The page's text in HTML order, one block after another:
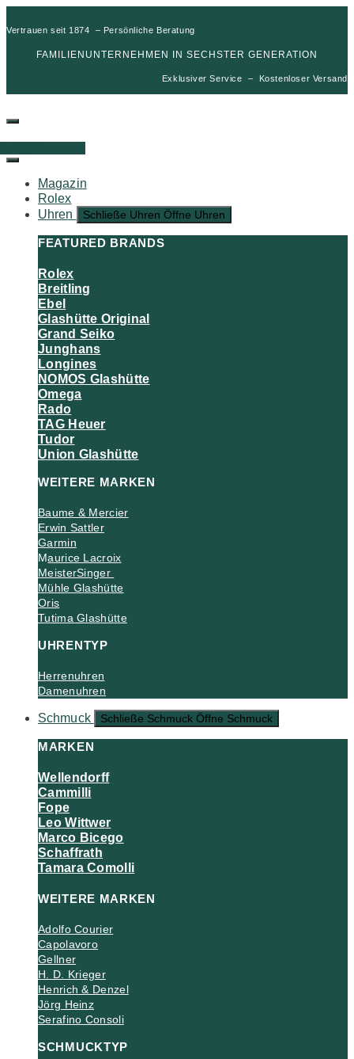
Vertrauen seit 1874 – Persönliche Beratung
FAMILIENUNTERNEHMEN IN SECHSTER GENERATION
Exklusiver Service – Kostenloser Versand
Magazin
Rolex
Uhren
Schließe Uhren Öffne Uhren
FEATURED BRANDS
Rolex
Breitling
Ebel
Glashütte Original
Grand Seiko
Junghans
Longines
NOMOS Glashütte
Omega
Rado
TAG Heuer
Tudor
Union Glashütte
WEITERE MARKEN
Baume & Mercier
Erwin Sattler
Garmin
Maurice Lacroix
MeisterSinger
Mühle Glashütte
Oris
Tutima Glashütte
UHRENTYP
Herrenuhren
Damenuhren
Schmuck Schließe Schmuck Öffne Schmuck
MARKEN
Wellendorff
Cammilli
Fope
Leo Wittwer
Marco Bicego
Schaffrath
Tamara Comolli
WEITERE MARKEN
Adolfo Courier
Capolavoro
Gellner
H. D. Krieger
Henrich & Denzel
Jörg Heinz
Serafino Consoli
SCHMUCKTYP